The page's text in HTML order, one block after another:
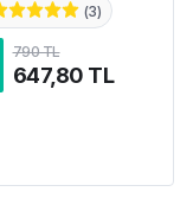
(3)
790 TL
647,80 TL